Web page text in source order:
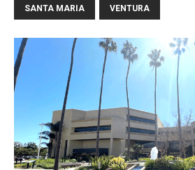
SANTA MARIA VENTURA